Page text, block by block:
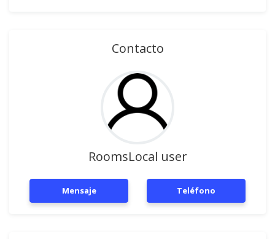
Contacto
RoomsLocal user
Mensaje Teléfono